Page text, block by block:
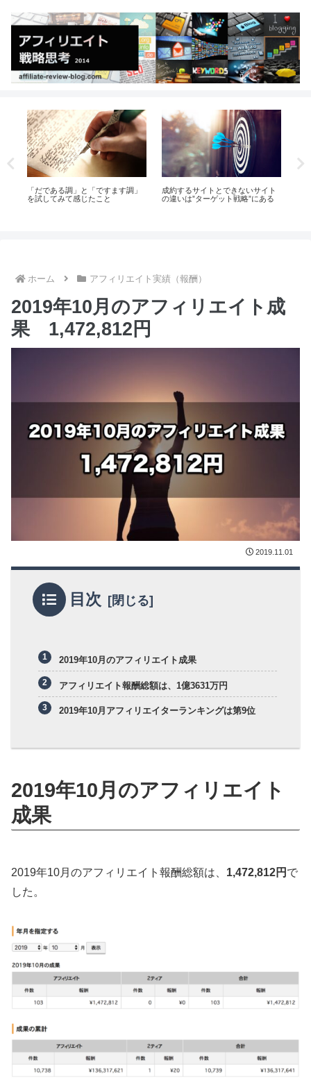
できないサイト
ト戦略”にある
転がり始めたら雪だるま式に報酬
が拡大するパワーアフィリエイト
「買いたい！」のスイッチ
方法
ホーム アフィリエイト実績（報酬）
2019年10月のアフィリエイト成
果 1,472,812円
2019.11.01
目次
2019年10月のアフィリエイト成果
アフィリエイト報酬総額は、1億3631万円
2019年10月アフィリエイターランキングは第9位
2019年10月のアフィリエイト
成果
2019年10月のアフィリエイト報酬総額は、 1,472,812円 で
した。